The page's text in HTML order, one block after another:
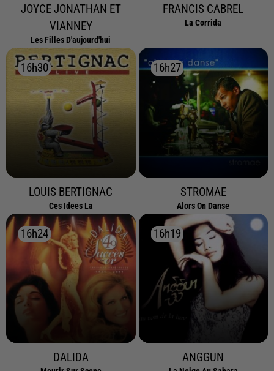
JOYCE JONATHAN ET
VIANNEY
Les Filles D'aujourd'hui
FRANCIS CABREL
La Corrida
16h30
16h30
LOUIS BERTIGNAC
Ces Idees La
16h27
16h27
STROMAE
Alors On Danse
16h24
16h24
DALIDA
16h19
16h19
ANGGUN